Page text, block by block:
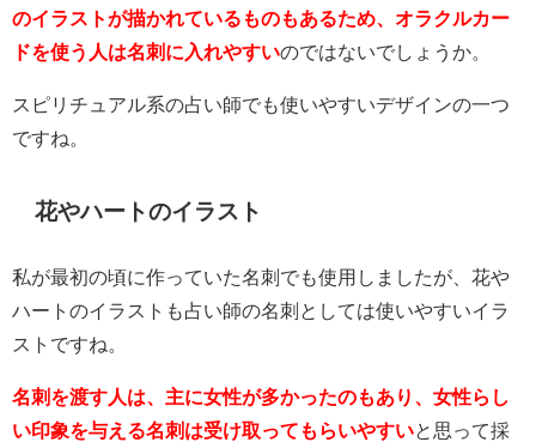
のイラストが描かれているものもあるため、オラクルカー
ドを使う人は名刺に入れやすいのではないでしょうか。
スピリチュアル系の占い師でも使いやすいデザインの一つ
ですね。
花やハートのイラスト
私が最初の頃に作っていた名刺でも使用しましたが、花や
ハートのイラストも占い師の名刺としては使いやすいイラ
ストですね。
名刺を渡す人は、主に女性が多かったのもあり、女性らし
い印象を与える名刺は受け取ってもらいやすいと思って採